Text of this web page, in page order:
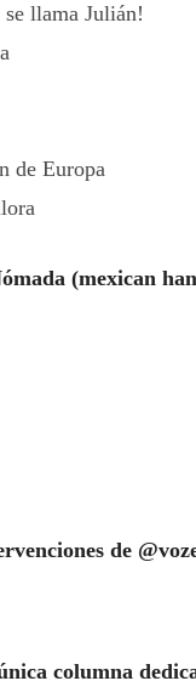
se llama Julián!
de Europa
(mexican
de
columna